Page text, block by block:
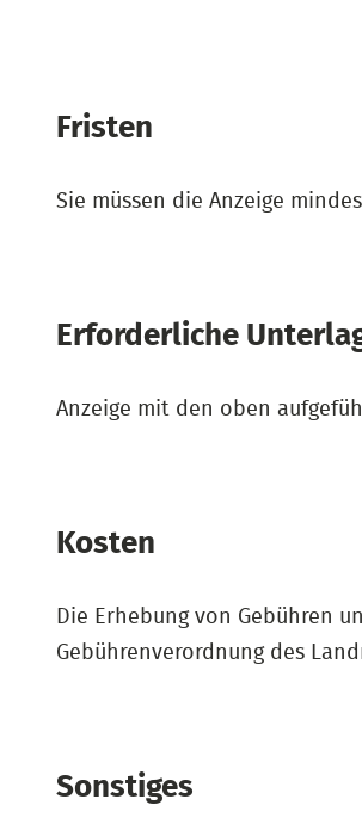
Fristen
Sie müssen die Anzeige
Erforderliche
Anzeige mit den oben
Kosten
Die Erhebung von Gebühren
Gebührenverordnung des
Sonstiges